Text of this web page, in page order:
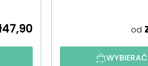
od
WYBIERAĆ